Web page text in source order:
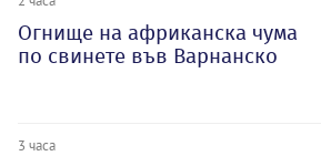
Огнище на африканска чума
по свинете във Варнанско
3 часа